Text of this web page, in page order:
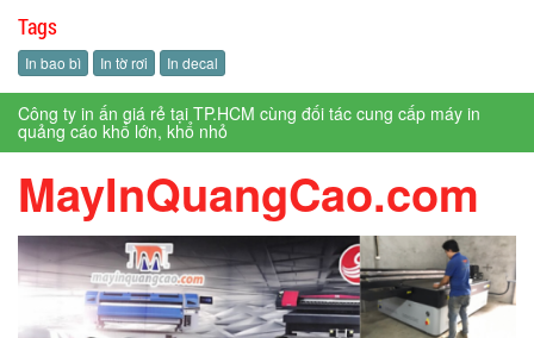
Tags
In bao bì In tờ rơi In decal
Công ty in ấn giá rẻ tại TP.HCM cùng đối tác cung cấp máy in
quảng cáo khổ lớn, khổ nhỏ
MayInQuangCao.com